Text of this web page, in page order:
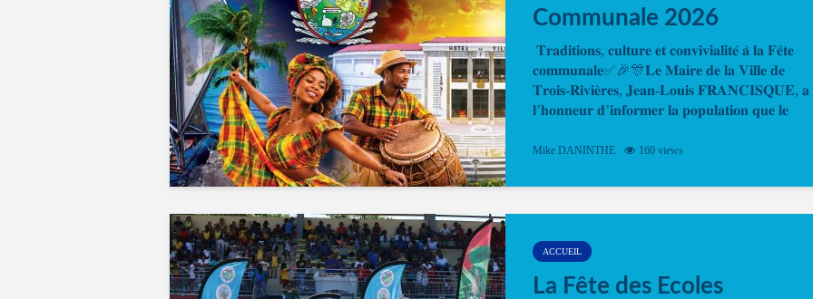
Communale 2026
𝐓𝐫𝐚𝐝𝐢𝐭𝐢𝐨𝐧𝐬, 𝐜𝐮𝐥𝐭𝐮𝐫𝐞 𝐞𝐭 𝐜𝐨𝐧𝐯𝐢𝐯𝐢𝐚𝐥𝐢𝐭𝐞́ 𝐚̀ 𝐥𝐚 𝐅𝐞̂𝐭𝐞
𝐜𝐨𝐦𝐦𝐮𝐧𝐚𝐥𝐞✅🎉🎊𝐋𝐞 𝐌𝐚𝐢𝐫𝐞 𝐝𝐞 𝐥𝐚 𝐕𝐢𝐥𝐥𝐞 𝐝𝐞
𝐓𝐫𝐨𝐢𝐬-𝐑𝐢𝐯𝐢𝐞̀𝐫𝐞𝐬, 𝐉𝐞𝐚𝐧-𝐋𝐨𝐮𝐢𝐬 𝐅𝐑𝐀𝐍𝐂𝐈𝐒𝐐𝐔𝐄, 𝐚
𝐥’𝐡𝐨𝐧𝐧𝐞𝐮𝐫 𝐝’𝐢𝐧𝐟𝐨𝐫𝐦𝐞𝐫 𝐥𝐚 𝐩𝐨𝐩𝐮𝐥𝐚𝐭𝐢𝐨𝐧 𝐪𝐮𝐞 𝐥𝐞
Mike DANINTHE 160 views
ACCUEIL
La Fête des Ecoles